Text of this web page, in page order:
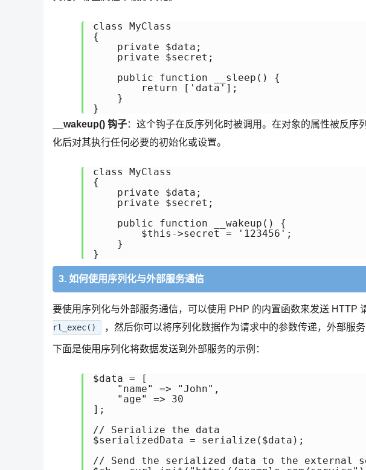
class MyClass
{
    private $data;
    private $secret;
    public function __sleep() {
        return ['data'];
    }
__wakeup() 钩子：这个钩子在反序列化时被调用。在对象的属性被反序
化后对其执行任何必要的初始化或设置。
class MyClass
{
    private $data;
    private $secret;
    public function __wakeup() {
        $this->secret = '123456';
    }
}
3. 如何使用序列化与外部服务通信
要使用序列化与外部服务通信，可以使用 PHP 的内置函数来发送 HTTP
rl_exec()
，然后你可以将序列化数据作为请求中的参数传递，外部服
下面是使用序列化将数据发送到外部服务的示例：
$data = [
    "name" => "John",
    "age" => 30
];
// Serialize the data
$serializedData = serialize($data);
// Send the serialized data to the external